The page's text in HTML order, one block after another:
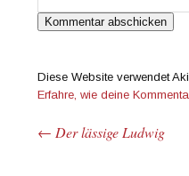
Diese Website verwendet
Erfahre, wie deine
Beitrags-Navigation
← Der lässige Ludwig